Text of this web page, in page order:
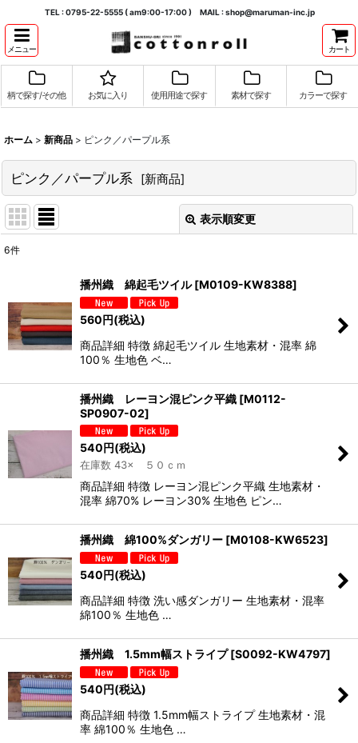
TEL : 0795-22-5555 ( am9:00-17:00 ) MAIL : shop@maruman-inc.jp
メニュー カート
柄で探す/その他 お気に入り 使用用途で探す 素材で探す カラーで探す
ホーム > 新商品 > ピンク／パープル系
ピンク／パープル系 [新商品]
表示順変更
並び順:
絞り込む
6件
播州織 綿起毛ツイル [M0109-KW8388]
560円(税込)
商品詳細 特徴 綿起毛ツイル 生地素材・混率 綿
100％ 生地色 ベ…
播州織 レーヨン混ピンク平織 [M0112-
SP0907-02]
540円(税込)
在庫数 43× ５０ｃｍ
商品詳細 特徴 レーヨン混ピンク平織 生地素材・
混率 綿70% レーヨン30% 生地色 ピン…
播州織 綿100%ダンガリー [M0108-KW6523]
540円(税込)
商品詳細 特徴 洗い感ダンガリー 生地素材・混率
綿100％ 生地色 …
播州織 1.5mm幅ストライプ [S0092-KW4797]
540円(税込)
商品詳細 特徴 1.5mm幅ストライプ 生地素材・混
率 綿100％ 生地色 …